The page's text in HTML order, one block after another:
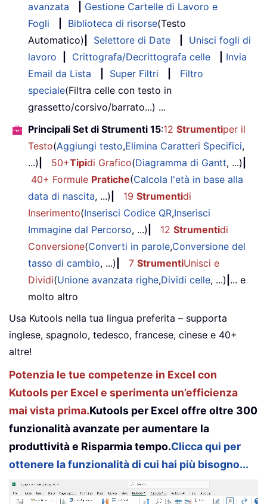
avanzata
Gestione Cartelle di Lavoro e
Fogli
Biblioteca di risorse(Testo
Automatico)
Selettore di Date
Unisci fogli di
lavoro
Crittografa/Decrittografa celle
Invia
Email da Lista
Super Filtri
Filtro
speciale(Filtra celle con testo in
grassetto/corsivo/barrato...) ...
Principali Set di Strumenti 15:12 Strumentiper il
Testo(Aggiungi testo,Elimina Caratteri Specifici,
...)
50+Tipidi Grafico(Diagramma di Gantt, ...)
40+ Formule Pratiche(Calcola l'età in base alla
data di nascita, ...) 19 Strumentidi
Inserimento(Inserisci Codice QR,Inserisci
Immagine dal Percorso, ...) 12 Strumentidi
Conversione(Converti in parole,Conversione del
tasso di cambio, ...) 7 StrumentiUnisci e
Dividi(Unione avanzata righe,Dividi celle, ...) ... e
molto altro
Usa Kutools nella tua lingua preferita – supporta
inglese, spagnolo, tedesco, francese, cinese e 40+
altre!
Potenzia le tue competenze in Excel con
Kutools per Excel e sperimenta un’efficienza
mai vista prima.Kutools per Excel offre oltre 300
funzionalità avanzate per aumentare la
produttività e Risparmia tempo.Clicca qui per
ottenere la funzionalità di cui hai più bisogno...